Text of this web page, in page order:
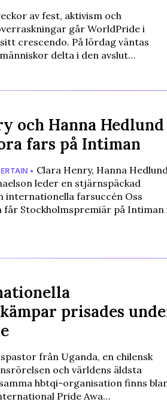
av fest, aktivism och
går WorldPride i
crescendo. På lördag väntas
delta i den avslut…
och Hanna
fars på Intiman
• Clara Henry, Hanna Hedlund
leder en stjärnspäckad
internationella farsuccén Oss
får Stockholmspremiär på Intiman
prisades
från Uganda, en chilensk
och världens äldsta
hbtqi-organisation finns
Pride Awa…